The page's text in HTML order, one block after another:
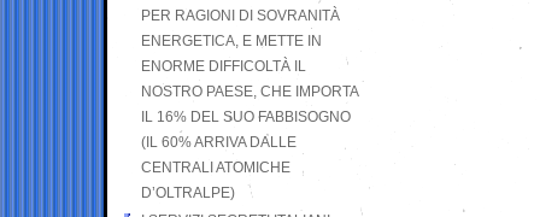
PER RAGIONI DI SOVRANITÀ
ENERGETICA, E METTE IN
ENORME DIFFICOLTÀ IL
NOSTRO PAESE, CHE IMPORTA
IL 16% DEL SUO FABBISOGNO
(IL 60% ARRIVA DALLE
CENTRALI ATOMICHE
D’OLTRALPE)